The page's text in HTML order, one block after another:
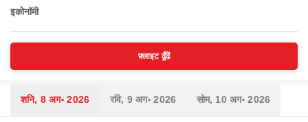
इकोनॉमी
फ़्लाइट ढूँढें
शनि, 8 अग॰ 2026 रवि, 9 अग॰ 2026 सोम, 10 अग॰ 2026